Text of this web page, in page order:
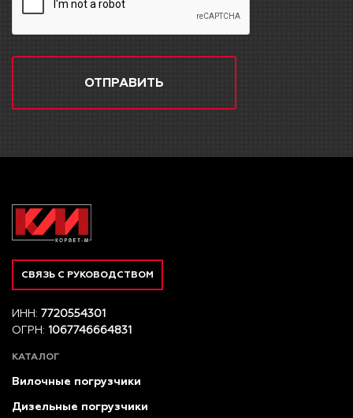
ОТПРАВИТЬ
СВЯЗЬ С РУКОВОДСТВОМ
ИНН: 7720554301
ОГРН: 1067746664831
КАТАЛОГ
Вилочные погрузчики
Дизельные погрузчики